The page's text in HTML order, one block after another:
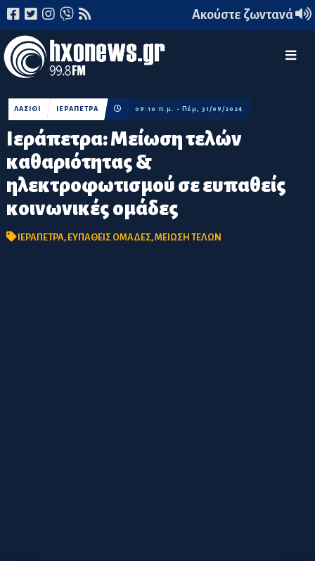
Ακούστε ζωντανά
Ιεράπετρα: Μείωση τελών
καθαριότητας &
ηλεκτροφωτισμού σε ευπαθείς
κοινωνικές ομάδες
ΛΑΣΙΘΙ ΙΕΡΑΠΕΤΡΑ 09:10 π.μ. - Πέμ, 31/09/2024
ΙΕΡΑΠΕΤΡΑ, ΕΥΠΑΘΕΙΣ ΟΜΑΔΕΣ,ΜΕΙΩΣΗ ΤΕΛΩΝ